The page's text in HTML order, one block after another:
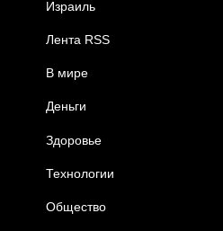
Израиль
Лента RSS
В мире
Деньги
Здоровье
Технологии
Общество